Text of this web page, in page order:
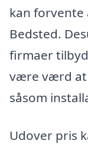
kan forvente
Bedsted.
firmaer
være værd at
såsom
Udover pris